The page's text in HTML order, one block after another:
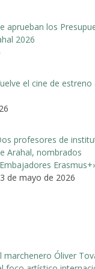
aprueban los
2026
el cine de estreno
profesores de
Arahal, nombrados
de mayo de 2026
marchenero Óliver